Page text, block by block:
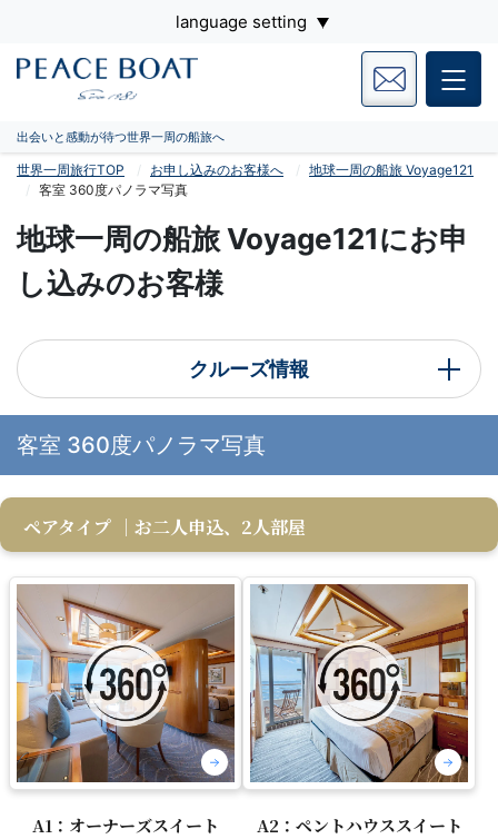
language setting
出会いと感動が待つ世界一周の船旅へ
世界一周旅行TOP お申し込みのお客様へ
地球一周の船旅 Voyage121
客室 360度パノラマ写真
地球一周の船旅 Voyage121にお申
し込みのお客様
クルーズ情報
客室 360度パノラマ写真
ペアタイプ ｜お二人申込、2人部屋
A1：オーナーズスイート A2：ペントハウススイート